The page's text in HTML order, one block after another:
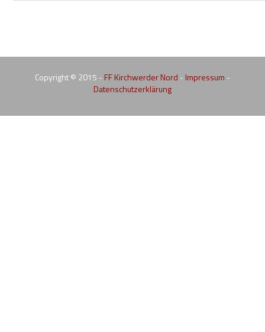
Copyright © 2015 - FF Kirchwerder Nord - Impressum -
Datenschutzerklärung